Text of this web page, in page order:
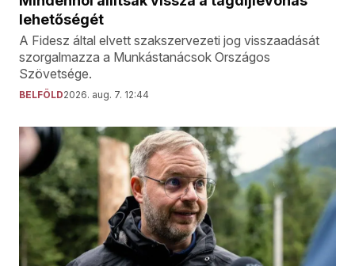
lehetőségét
A Fidesz által elvett szakszervezeti jog visszaadását
szorgalmazza a Munkástanácsok Országos
Szövetsége.
BELFÖLD2026. aug. 7. 12:44